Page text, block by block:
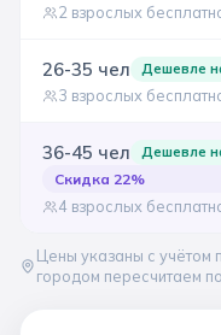
2 взрослых
26-35 чел Дешевле
3 взрослых
36-45 чел
Скидка 22%
Дешевле
4 взрослых
Цены указаны с учётом
городом пересчитаем